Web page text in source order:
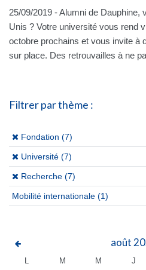
25/09/2019 - Alumni de Dauphine,
Unis ? Votre université vous rend
octobre prochains et vous invite à
sur place. Des retrouvailles à ne
Filtrer par thème :
(x)
Fondation (7)
(x)
Université (7)
(x)
Recherche (7)
Mobilité internationale (1)
août
L M M J